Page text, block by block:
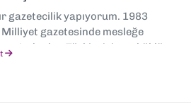
gazetecilik yapıyorum. 1983
Milliyet gazetesinde mesleğe
Ardından Türkiye’nin en köklü
editör, müdür yardımcısı ve spor
olarak görev yaptım. Ayrıca Yeni